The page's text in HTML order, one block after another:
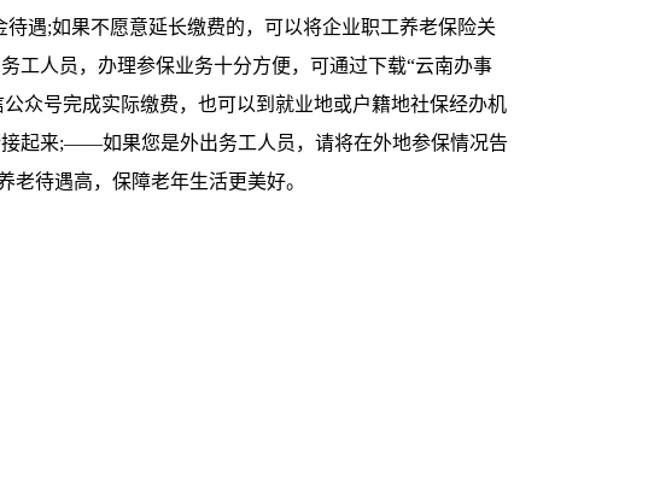
遇;如果不愿意延长缴费的，可以将企业职工养老保险关
人员，办理参保业务十分方便，可通过下载“云南办事
众号完成实际缴费，也可以到就业地或户籍地社保经办机
起来;——如果您是外出务工人员，请将在外地参保情况告
待遇高，保障老年生活更美好。